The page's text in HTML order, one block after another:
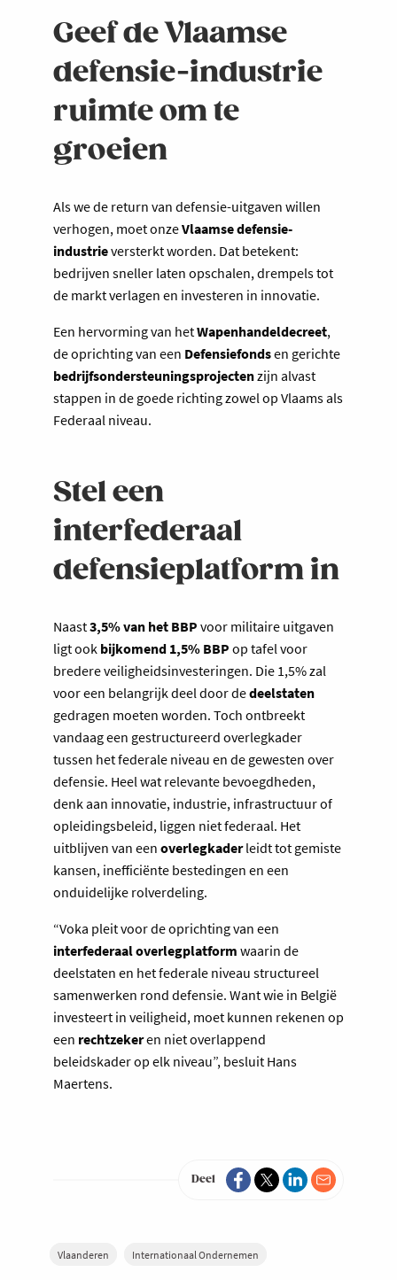
Geef de Vlaamse
defensie-industrie
ruimte om te
groeien
Als we de return van defensie-uitgaven willen
verhogen, moet onzeVlaamse defensie-
industrieversterkt worden. Dat betekent:
bedrijven sneller laten opschalen, drempels tot
de markt verlagen en investeren in innovatie.
Een hervorming van hetWapenhandeldecreet,
de oprichting van een Defensiefondsen gerichte
bedrijfsondersteuningsprojectenzijn alvast
stappen in de goede richting zowel op Vlaams als
Federaal niveau.
Stel een
interfederaal
defensieplatform in
Naast3,5% van het BBP voor militaire uitgaven
ligt ook bijkomend 1,5% BBP op tafel voor
bredere veiligheidsinvesteringen. Die 1,5% zal
voor een belangrijk deel door dedeelstaten
gedragen moeten worden. Toch ontbreekt
vandaag een gestructureerd overlegkader
tussen het federale niveau en de gewesten over
defensie. Heel wat relevante bevoegdheden,
denk aan innovatie, industrie, infrastructuur of
opleidingsbeleid, liggen niet federaal. Het
uitblijven van een overlegkaderleidt tot gemiste
kansen, inefficiënte bestedingen en een
onduidelijke rolverdeling.
“Voka pleit voor de oprichting van een
interfederaal overlegplatform waarin de
deelstaten en het federale niveau structureel
samenwerken rond defensie. Want wie in België
investeert in veiligheid, moet kunnen rekenen op
een rechtzekeren niet overlappend
beleidskader op elk niveau”, besluit Hans
Maertens.
Deel
Vlaanderen Internationaal Ondernemen